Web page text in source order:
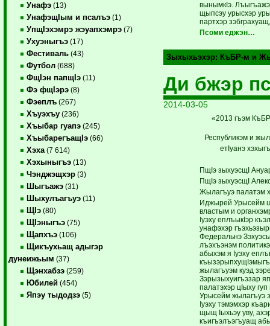
Унафэ (13)
УнафэщIым и псалъэ (1)
УпщIэхэмрэ жэуапхэмрэ (7)
Ухуэныгъэ (17)
Фестиваль (43)
Футбол (688)
ФщIэн папщIэ (11)
Фэ фщIэрэ (8)
Фэеплъ (267)
Хъуэхъу (236)
Хъыбар гуапэ (245)
ХъыбарегъащIэ (66)
Хэха (7 614)
Хэхыныгъэ (13)
Чэнджэщхэр (3)
Шыгъажэ (31)
Шыхулъагъуэ (11)
ЩIэ (80)
ЩIэныгъэ (75)
Щапхъэ (106)
Щикъухьащ адыгэр
дунеижьым (37)
Щэнхабзэ (259)
Юбилей (454)
Япэу тыдодзэ (5)
вынымкIэ. Лъыгъажэ
щы­псэу урысхэр
партхэр
Псоми еджэн…
Зыхыхьэхэр: КъБР-м и
Ди бжэр
2014-03-05
«2013 гъэм
Республикэм и
етIуанэ
ПщIэ зыхуэсщI
ПщIэ зыхуэсщI
Жылагъуэ палатэм
Иджырей Урысейм
властым и
Iуэху еплъыкIэр
унафэхэр
Федеральнэ
лъэхъэнэм
абыхэм я Iуэху
жылагъуэм куэд
Зэрызыхуигъэзар
палатэхэр цIыху
Урысейм жылагъуэ
Iуэху тэмэмхэр
щыщ Iыхьэу уву,
къигъэ­лъэ­гъуащ